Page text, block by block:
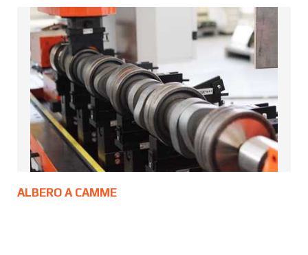
ALBERO A CAMME